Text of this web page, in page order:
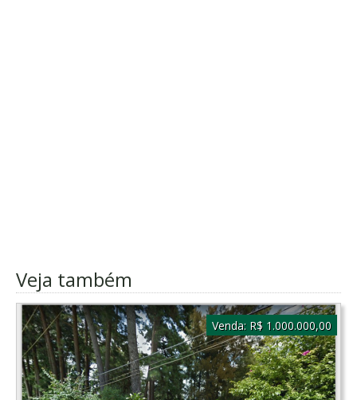
Veja também
Venda: R$ 1.000.000,00